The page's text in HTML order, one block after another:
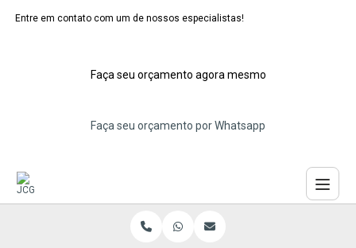
Entre em contato com um de nossos especialistas!
Faça seu orçamento agora mesmo
Faça seu orçamento por Whatsapp